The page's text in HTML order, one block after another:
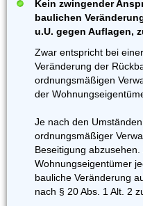
Kein zwingender
baulichen
u.U. gegen Auflagen,
Zwar entspricht bei
Veränderung der
ordnungsmäßigen
der
Je nach den
ordnungsmäßiger
Beseitigung
Wohnungseigentümer
bauliche Veränderung
nach § 20 Abs. 1 Alt. 2